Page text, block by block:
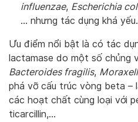
influenzae, Escherichia
… nhưng tác dụng khá yếu.
Ưu điểm nổi bật là có tác
lactamase do một số chủng
Bacteroides fragilis,
phá vỡ cấu trúc vòng beta –
các hoạt chất cùng loại với
ticarcillin,…